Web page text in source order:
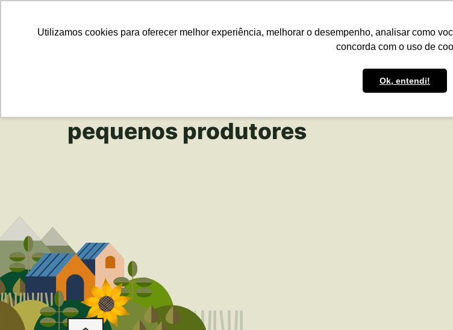
Utilizamos cookies para oferecer melhor experiência, melhorar o desempenho, analisar como
concorda com o uso de
Ok, entendi!
pequenos produtores